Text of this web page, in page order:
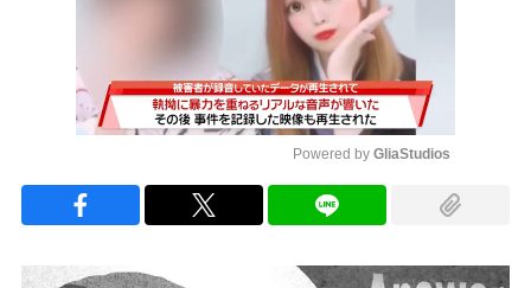
Powered by GliaStudios